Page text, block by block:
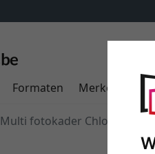
Formaten Merken
Multi fotokader Chloe 2 foto's